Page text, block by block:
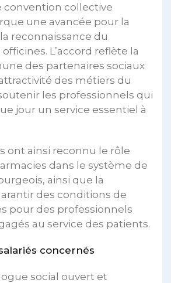
convention collective
une avancée pour la
reconnaissance du
L’accord reflète la
des partenaires sociaux
des métiers du
les professionnels qui
jour un service essentiel à
ont ainsi reconnu le rôle
dans le système de
ainsi que la
des conditions de
pour des professionnels
au service des patients.
concernés
social ouvert et